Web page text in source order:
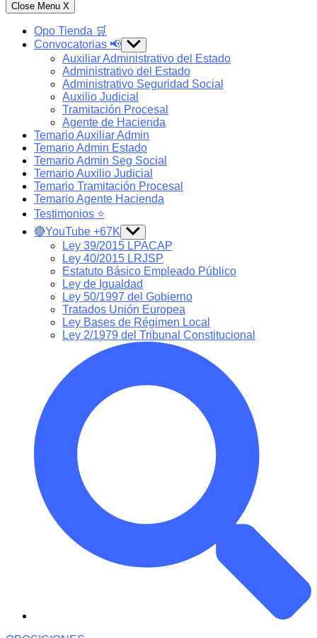
Close Menu X
Opo Tienda 🛒
Convocatorias 📢 Show
sub
menu
Auxiliar Administrativo del Estado
Administrativo del Estado
Administrativo Seguridad Social
Auxilio Judicial
Tramitación Procesal
Agente de Hacienda
Temario Auxiliar Admin
Temario Admin Estado
Temario Admin Seg Social
Temario Auxilio Judicial
Temario Tramitación Procesal
Temario Agente Hacienda
Testimonios ⭐️
🔴YouTube +67K Show
sub
menu
Ley 39/2015 LPACAP
Ley 40/2015 LRJSP
Estatuto Básico Empleado Público
Ley de Igualdad
Ley 50/1997 del Gobierno
Tratados Unión Europea
Ley Bases de Régimen Local
Ley 2/1979 del Tribunal Constitucional